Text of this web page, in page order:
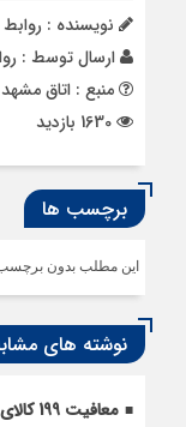
نویسنده :
ارسال توسط :
منبع : اتاق مشهد
برچسب ها
این مطلب بدون
نوشته های